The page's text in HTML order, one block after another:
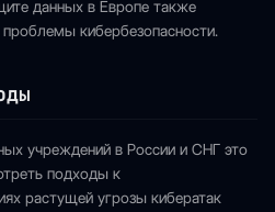
данных в Европе также
кибербезопасности.
учреждений в России и СНГ это
подходы к
растущей угрозы кибератак